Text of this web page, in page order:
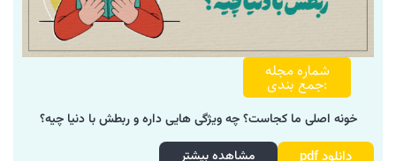
شماره مجله
:جمع بندی
خونه اصلی ما کجاست؟ چه ویژگی هایی داره و ربطش با دنیا چیه؟
دانلود pdf مشاهده بیشتر